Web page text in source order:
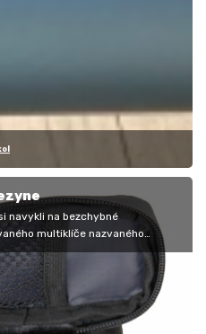
navykli na bezchybné
multiklíče nazvaného